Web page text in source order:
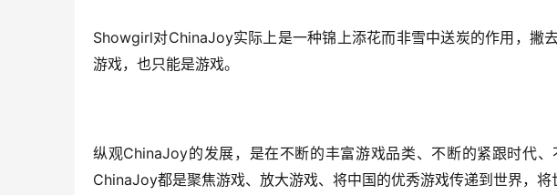
Showgirl对ChinaJoy实际上是一种锦上添花而非雪中送炭的作用，撇
游戏，也只能是游戏。
纵观ChinaJoy的发展，是在不断的丰富游戏品类、不断的紧跟时代
ChinaJoy都是聚焦游戏、放大游戏、将中国的优秀游戏传递到世界，将